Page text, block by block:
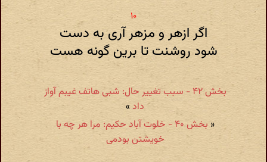
اگر ازهر و مزهر آری به دست
شود روشنت تا برین گونه هست
بخش ۴۲ - سبب تغییر حال: شبی هاتف غیبم آواز
داد »
«
بخش ۴۰ - خلوت آباد حکیم: مرا هر چه با
خویشتن بودمی